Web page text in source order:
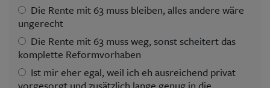
Die Rente mit 63 muss bleiben, alles andere wäre
ungerecht
Die Rente mit 63 muss weg, sonst scheitert das
komplette Reformvorhaben
Ist mir eher egal, weil ich eh ausreichend privat